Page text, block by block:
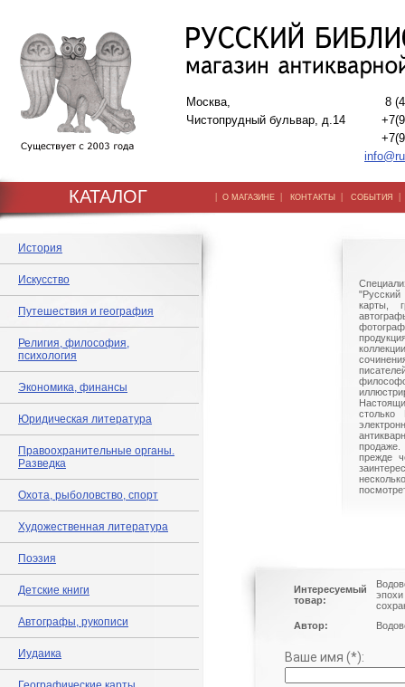
Москва,
Чистопрудный бульвар, д.14
8
КАТАЛОГ | О МАГАЗИНЕ | КОНТАКТЫ | СОБЫТИЯ
История
Искусство
Путешествия и география
Религия, философия,
психология
Экономика, финансы
Юридическая литература
Правоохранительные органы.
Разведка
Охота, рыболовство, спорт
Художественная литература
Поэзия
Детские книги
Автографы, рукописи
Иудаика
"Русский
карты,
столько
прежде
Интересуемый
товар:
Автор:
Ваше имя (*):